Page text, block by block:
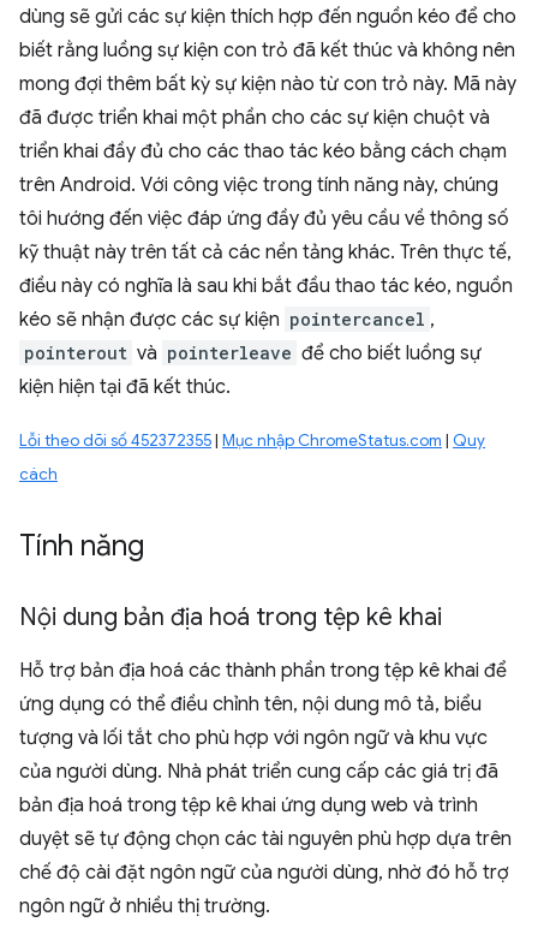
dùng sẽ gửi các sự kiện thích hợp đến nguồn kéo để cho
biết rằng luồng sự kiện con trỏ đã kết thúc và không nên
mong đợi thêm bất kỳ sự kiện nào từ con trỏ này. Mã này
đã được triển khai một phần cho các sự kiện chuột và
triển khai đầy đủ cho các thao tác kéo bằng cách chạm
trên Android. Với công việc trong tính năng này, chúng
tôi hướng đến việc đáp ứng đầy đủ yêu cầu về thông số
kỹ thuật này trên tất cả các nền tảng khác. Trên thực tế,
điều này có nghĩa là sau khi bắt đầu thao tác kéo, nguồn
kéo sẽ nhận được các sự kiện pointercancel ,
pointerout và pointerleave để cho biết luồng sự
kiện hiện tại đã kết thúc.
Lỗi theo dõi số 452372355| Mục nhập ChromeStatus.com | Quy
cách
Tính năng
Nội dung bản địa hoá trong tệp kê khai
Hỗ trợ bản địa hoá các thành phần trong tệp kê khai để
ứng dụng có thể điều chỉnh tên, nội dung mô tả, biểu
tượng và lối tắt cho phù hợp với ngôn ngữ và khu vực
của người dùng. Nhà phát triển cung cấp các giá trị đã
bản địa hoá trong tệp kê khai ứng dụng web và trình
duyệt sẽ tự động chọn các tài nguyên phù hợp dựa trên
chế độ cài đặt ngôn ngữ của người dùng, nhờ đó hỗ trợ
ngôn ngữ ở nhiều thị trường.